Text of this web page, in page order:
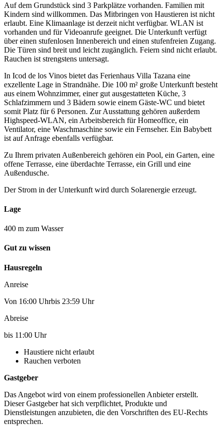
Auf dem Grundstück sind 3 Parkplätze vorhanden. Familien mit
Kindern sind willkommen. Das Mitbringen von Haustieren ist nicht
erlaubt. Eine Klimaanlage ist derzeit nicht verfügbar. WLAN ist
vorhanden und für Videoanrufe geeignet. Die Unterkunft verfügt
über einen stufenlosen Innenbereich und einen stufenfreien Zugang.
Die Türen sind breit und leicht zugänglich. Feiern sind nicht erlaubt.
Rauchen ist strengstens untersagt.
In Icod de los Vinos bietet das Ferienhaus Villa Tazana eine
exzellente Lage in Strandnähe. Die 100 m² große Unterkunft besteht
aus einem Wohnzimmer, einer gut ausgestatteten Küche, 3
Schlafzimmern und 3 Bädern sowie einem Gäste-WC und bietet
somit Platz für 6 Personen. Zur Ausstattung gehören außerdem
Highspeed-WLAN, ein Arbeitsbereich für Homeoffice, ein
Ventilator, eine Waschmaschine sowie ein Fernseher. Ein Babybett
ist auf Anfrage ebenfalls verfügbar.
Zu Ihrem privaten Außenbereich gehören ein Pool, ein Garten, eine
offene Terrasse, eine überdachte Terrasse, ein Grill und eine
Außendusche.
Der Strom in der Unterkunft wird durch Solarenergie erzeugt.
Lage
400 m zum Wasser
Gut zu wissen
Hausregeln
Anreise
Von 16:00 Uhrbis 23:59 Uhr
Abreise
bis 11:00 Uhr
Haustiere nicht erlaubt
Rauchen verboten
Gastgeber
Das Angebot wird von einem professionellen Anbieter erstellt.
Dieser Gastgeber hat sich verpflichtet, Produkte und
Dienstleistungen anzubieten, die den Vorschriften des EU-Rechts
entsprechen.